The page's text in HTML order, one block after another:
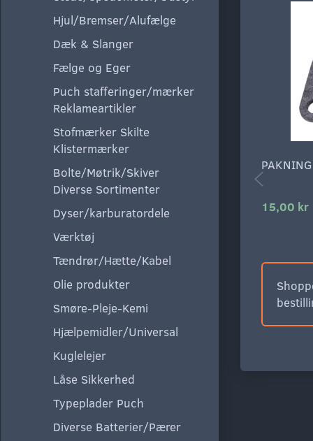
Hjul/Bremser/Alufælge
Dæk & Slanger
Fælge og Eger
Puch stafferinger/mærker
Reklameartikler
Stofmærker Skilte
Klistermærker
Bolte/Møtrik/Skiver
Diverse Sortimenter
Dyser/karburatordele
Værktøj
Tændrør/Hætte/Kabel
Olie produkter
Smøre-Pleje-Kemi
Hjælpemidler/Universal
Kuglelejer
Låse Sikkerhed
Typeplader Puch
Diverse Batterier/Pærer
15,00 kr